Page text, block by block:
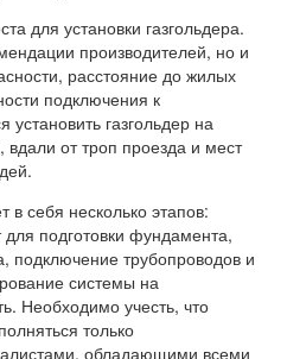
для установки газгольдера.
производителей, но и
расстояние до жилых
подключения к
установить газгольдер на
вдали от троп проезда и мест
в себя несколько этапов:
подготовки фундамента,
подключение трубопроводов и
системы на
Необходимо учесть, что
только
обладающими всеми